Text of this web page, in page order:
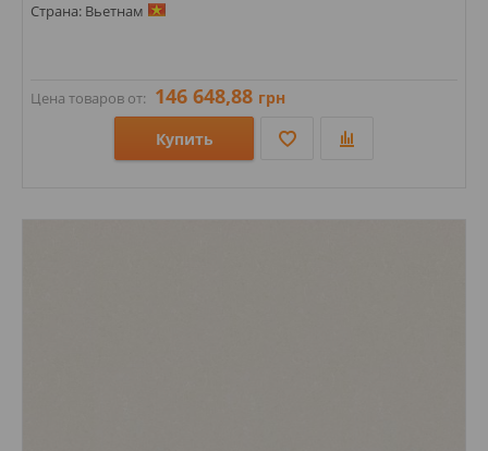
Страна: Вьетнам
Цена товаров от: 146 648,88 грн
Купить
Стили: Моноколор;